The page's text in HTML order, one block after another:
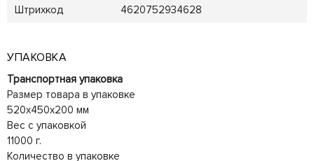
Штрихкод
4620752934628
УПАКОВКА
Транспортная упаковка
Размер товара в упаковке
520x450x200 мм
Вес с упаковкой
11000 г.
Количество в упаковке